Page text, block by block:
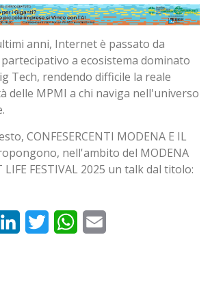
anni, Internet è passato da
a ecosistema dominato
Tech, rendendo difficile la reale
delle MPMI a chi naviga nell'universo
CONFESERCENTI MODENA E IL
nell'ambito del MODENA
LIFE FESTIVAL 2025 un talk dal titolo:
LinkedInTwitter WhatsApp